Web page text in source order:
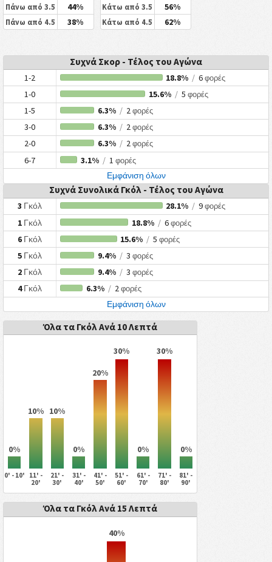
Πάνω από 3.5 44%
Πάνω από 4.5 38%
Κάτω από 3.5 56%
Κάτω από 4.5 62%
Συχνά Σκορ - Τέλος του Αγώνα
1-2 18.8% / 6φορές
1-0 15.6% / 5φορές
1-5 6.3% /2 φορές
3-0 6.3% /2 φορές
2-0 6.3% /2 φορές
6-7 3.1% /1 φορές
Εμφάνιση όλων
Συχνά Συνολικά Γκόλ - Τέλος του Αγώνα
3 Γκόλ 28.1% / 9φορές
1 Γκόλ 18.8% /6 φορές
6 Γκόλ 15.6% / 5φορές
5 Γκόλ 9.4% /3 φορές
2 Γκόλ 9.4% /3 φορές
4Γκόλ 6.3% /2 φορές
Εμφάνιση όλων
Όλα τα Γκόλ Ανά 10 Λεπτά
0%
10% 10%
0%
20%
30%
0%
30%
0%
0' - 10'
11' -
20'
21' -
30'
31' -
40'
41' -
50'
51' -
60'
61' -
70'
71' -
80'
81' -
90'
Όλα τα Γκόλ Ανά 15 Λεπτά
40%